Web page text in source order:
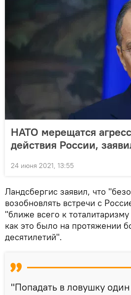
НАТО мерещатся
действия России,
24 июня 2021, 13:55
Ландсбергис заявил, что
возобновлять встречи с
"ближе всего к
как это было на протяжении
десятилетий".
"Попадать в ловушку